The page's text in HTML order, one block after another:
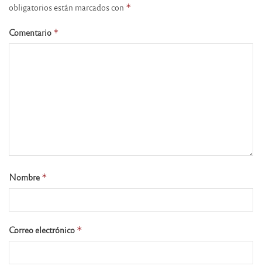
obligatorios están marcados con *
Comentario *
Nombre *
Correo electrónico *